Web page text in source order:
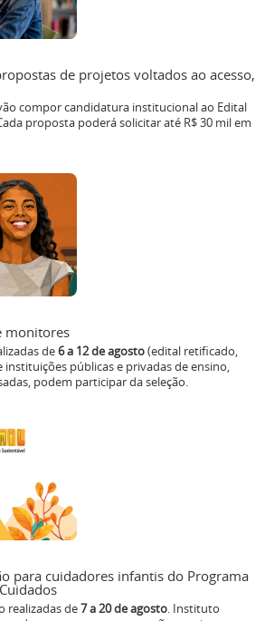
de projetos voltados ao acesso,
compor candidatura institucional ao Edital
proposta poderá solicitar até R$ 30 mil em
monitores
de6 a 12 de agosto(edital retificado,
instituições públicas e privadas de ensino,
podem participar da seleção.
para cuidadores infantis do Programa
realizadas de7 a 20 de agosto. Instituto